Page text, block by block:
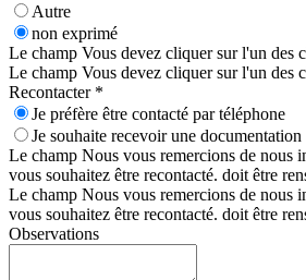
Autre
non exprimé
Le champ Vous devez cliquer sur l'un des
Le champ Vous devez cliquer sur l'un des
Recontacter *
Je préfère être contacté par téléphone
Je souhaite recevoir une documentation
Le champ Nous vous remercions de nous
vous souhaitez être recontacté. doit être
Le champ Nous vous remercions de nous
vous souhaitez être recontacté. doit être
Observations